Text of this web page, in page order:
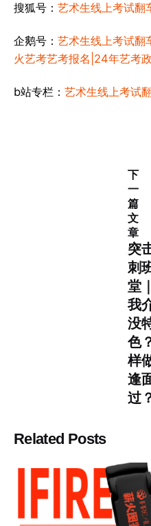
搜狐号： 艺术生线上考试
企鹅号： 艺术生线上考试
火艺考艺考报名|24年艺考
b站专栏： 艺术生线上考试
下
一
篇
文
章
突
刺
堂
我
没
色
样
逢
过
Related Posts